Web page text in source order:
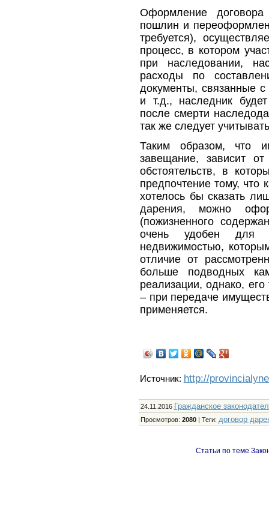
Оформление
пошлин и
требуется),
процесс, в котором
при наследовании,
расходы по
документы, связанные
и т.д., наследник
после смерти
так же следует
Таким образом, что
завещание, зависит
обстоятельств, в
предпочтение тому, что
хотелось бы сказать
дарения, можно
(пожизненного
очень удобен для
недвижимостью,
отличие от
больше подводных
реализации, однако,
– при передаче
применяется.
Источник: http://
24.11.2016 Гражданское
Просмотров: 2080| Теги: договор
Статьи по теме